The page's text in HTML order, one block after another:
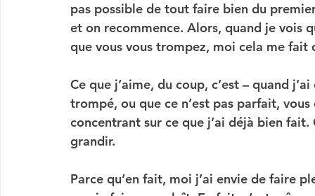
pas possible de tout faire bien du
et on recommence. Alors, quand je vois
que vous vous trompez, moi cela me fait
Ce que j’aime, du coup, c’est – quand
trompé, ou que ce n’est pas parfait,
concentrant sur ce que j’ai déjà bien
grandir.
Parce qu’en fait, moi j’ai envie de faire